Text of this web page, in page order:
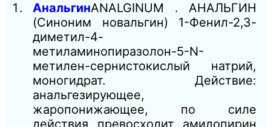
АнальгинANALGINUM . АНАЛЬГИН
(Синоним новальгин) 1-Фенил-2,3-
диметил-4-
метиламинопиразолон-5-N-
метилен-сернистокислый натрий,
моногидрат. Действие:
анальгезирующее,
жаропонижающее, по силе